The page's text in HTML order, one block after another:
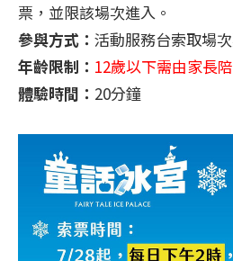
票，並限該場次進入。
參與方式： 活動服務台索取場
年齡限制： 12歲以下需由家長
體驗時間： 20分鐘